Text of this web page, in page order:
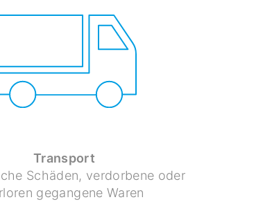
Transport
Schäden, verdorbene oder
gegangene Waren